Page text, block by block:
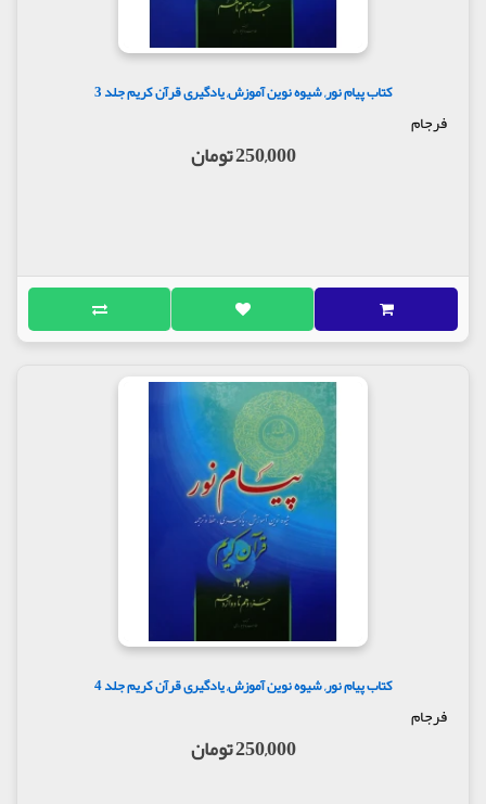
کتاب پیام نور, شیوه نوین آموزش, یادگیری قرآن کریم جلد 3
فرجام
250,000 تومان
کتاب پیام نور, شیوه نوین آموزش, یادگیری قرآن کریم جلد 4
فرجام
250,000 تومان